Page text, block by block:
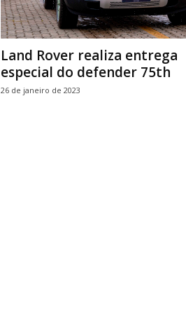
Land Rover realiza entrega
especial do defender 75th
26 de janeiro de 2023